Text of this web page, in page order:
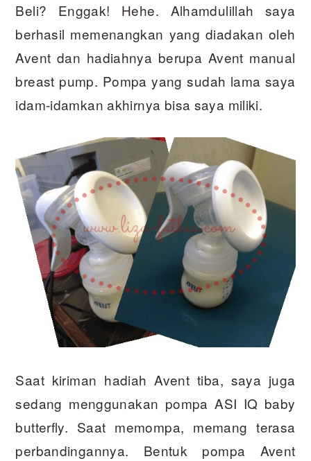
Beli? Enggak! Hehe. Alhamdulillah saya
berhasil memenangkan yang diadakan oleh
Avent dan hadiahnya berupa Avent manual
breast pump. Pompa yang sudah lama saya
idam-idamkan akhirnya bisa saya miliki.
Saat kiriman hadiah Avent tiba, saya juga
sedang menggunakan pompa ASI IQ baby
butterfly. Saat memompa, memang terasa
perbandingannya. Bentuk pompa Avent